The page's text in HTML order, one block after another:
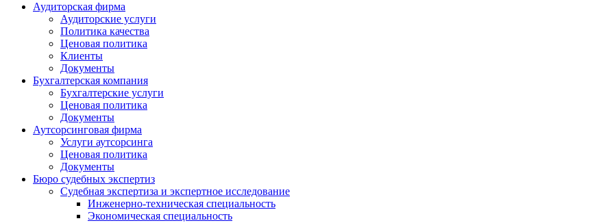
Аудиторская фирма
Аудиторские услуги
Политика качества
Ценовая политика
Клиенты
Документы
Бухгалтерская компания
Бухгалтерские услуги
Ценовая политика
Документы
Аутсорсинговая фирма
Услуги аутсорсинга
Ценовая политика
Документы
Бюро судебных экспертиз
Судебная экспертиза и экспертное исследование
Инженерно-техническая специальность
Экономическая специальность